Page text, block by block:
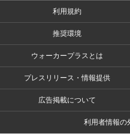
利用規約
推奨環境
ウォーカープラスとは
プレスリリース・情報提供
広告掲載について
利用者情報の